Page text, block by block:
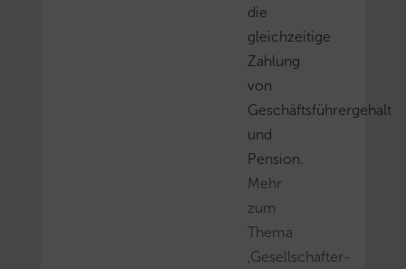
die
gleichzeitige
Zahlung
von
Geschäftsführergehalt
und
Pension.
Mehr
zum
Thema
‚Gesellschafter-